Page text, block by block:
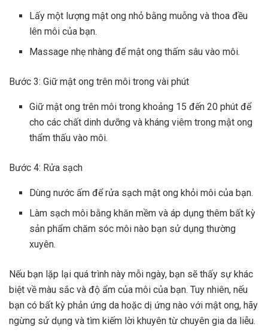
Lấy một lượng mật ong nhỏ bằng muỗng và thoa đều
lên môi của bạn.
Massage nhẹ nhàng để mật ong thấm sâu vào môi.
Bước 3: Giữ mật ong trên môi trong vài phút
Giữ mật ong trên môi trong khoảng 15 đến 20 phút để
cho các chất dinh dưỡng và kháng viêm trong mật ong
thẩm thấu vào môi.
Bước 4: Rửa sạch
Dùng nước ấm để rửa sạch mật ong khỏi môi của bạn.
Làm sạch môi bằng khăn mềm và áp dụng thêm bất kỳ
sản phẩm chăm sóc môi nào bạn sử dụng thường
xuyên.
Nếu bạn lặp lại quá trình này mỗi ngày, bạn sẽ thấy sự khác
biệt về màu sắc và độ ẩm của môi của bạn. Tuy nhiên, nếu
bạn có bất kỳ phản ứng da hoặc dị ứng nào với mật ong, hãy
ngừng sử dụng và tìm kiếm lời khuyên từ chuyên gia da liễu.